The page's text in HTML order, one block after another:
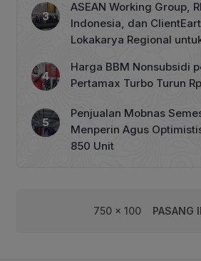
ASEAN Working Group,
Indonesia, dan
Lokakarya Regional
Harga BBM Nonsubsidi
Pertamax Turbo Turun
Penjualan Mobnas
Menperin Agus
850 Unit
750 x 100 PASANG